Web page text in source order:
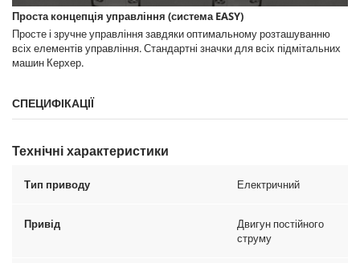
Проста концепція управління (система EASY)
Просте і зручне управління завдяки оптимальному розташуванню
всіх елементів управління. Стандартні значки для всіх підмітальних
машин Керхер.
СПЕЦИФІКАЦІЇ
Технічні характеристики
Тип приводу Електричний
Привід
Двигун постійного
струму